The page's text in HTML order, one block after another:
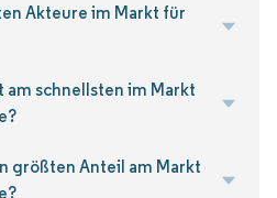
Akteure im Markt für
am schnellsten im Markt
größten Anteil am Markt